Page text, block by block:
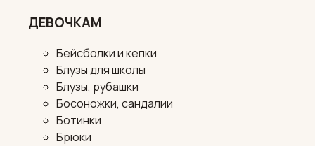
ДЕВОЧКАМ
Бейсболки и кепки
Блузы для школы
Блузы, рубашки
Босоножки, сандалии
Ботинки
Брюки